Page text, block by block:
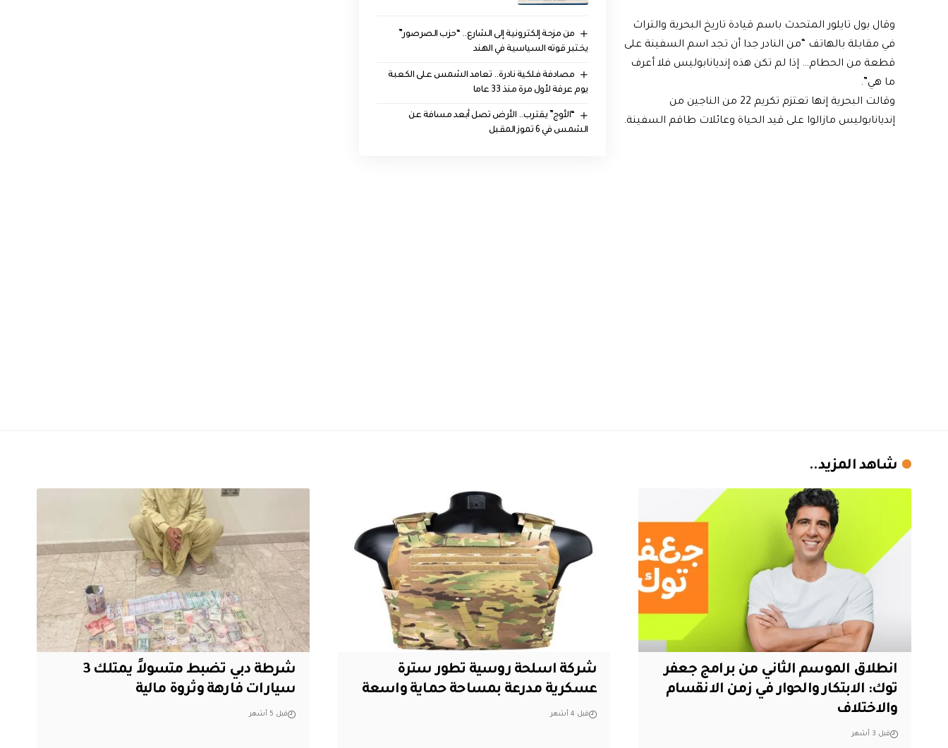
من مزحة إلكترونية إلى الشارع.. “حزب الصرصور”
يختبر قوته السياسية في الهند
مصادفة فلكية نادرة.. تعامد الشمس على الكعبة
يوم عرفة لأول مرة منذ 33 عاما
“الأوج” يقترب.. الأرض تصل أبعد مسافة عن
الشمس في 6 تموز المقبل
وقال بول تايلور المتحدث باسم قيادة تاريخ البحرية والتراث
في مقابلة بالهاتف “من النادر جدا أن تجد اسم السفينة على
قطعة من الحطام… إذا لم تكن هذه إنديانابوليس فلا أعرف
ما هي”.
وقالت البحرية إنها تعتزم تكريم 22 من الناجين من
إنديانابوليس مازالوا على قيد الحياة وعائلات طاقم السفينة.
شاهد المزيد..
انطلاق الموسم الثاني من برامج جعفر
توك: الابتكار والحوار في زمن الانقسام
والاختلاف
قبل 3 أشهر
شركة اسلحة روسية تطور سترة
عسكرية مدرعة بمساحة حماية واسعة
قبل 4 أشهر
شرطة دبي تضبط متسولاً يمتلك 3
سيارات فارهة وثروة مالية
قبل 5 أشهر